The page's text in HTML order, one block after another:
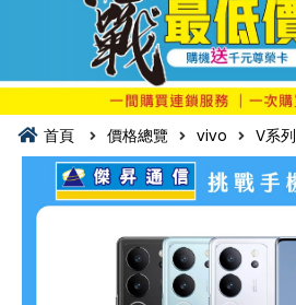
首頁 價格總覽 vivo V系列